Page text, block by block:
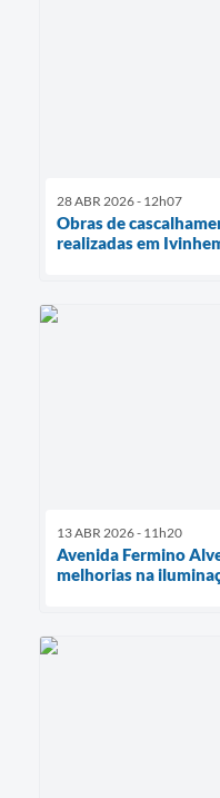
28 ABR 2026 - 12h07
Obras de
realizadas em
13 ABR 2026 - 11h20
Avenida Fermino
melhorias na